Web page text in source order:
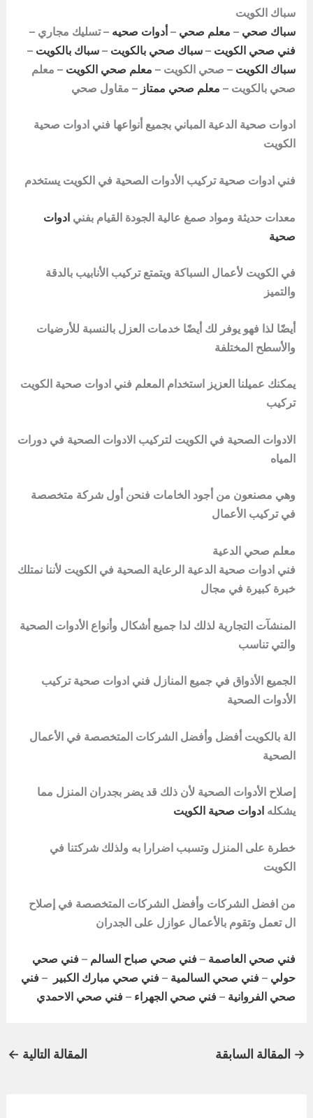
سباك الكويت
سباك صحي – معلم صحي –أدوات صحيه – تسليك مجاري –
فني صحي الكويت – سباك صحي بالكويت – سباك بالكويت –
سباك الكويت – صحي الكويت – معلم صحي الكويت – معلم
صحي بالكويت – معلم صحي ممتاز – مقاول صحي
ادوات صحية الدعية المباني بجميع أنواعها فني ادوات صحية
الكويت
فني ادوات صحية تركيب الأدوات الصحية في الكويت يستخدم
معدات حديثة ومواد صمغ عالية الجودة القيام بفني ادوات
صحية
في الكويت لأعمال السباكة ويتمتع تركيب الأنابيب بالدقة
والتميز
أيضًا لذا فهو يوفر لك أيضًا خدمات العزل بالنسبة للأرضيات
والأسطح المختلفة
يمكنك عميلنا العزيز استخدام المعلم فني ادوات صحية الكويت
تركيب
الادوات الصحية في الكويت لتركيب الادوات الصحية في دورات
المياه
وهي مصنعون من أجود الخامات فنحن أول شركة متخصصة
في تركيب الأعمال
معلم صحي الدعية
فني ادوات صحية الدعية الرعاية الصحية في الكويت لأننا نمتلك
خبرة كبيرة في مجال
المنشآت التجارية لذلك لدا جميع أشكال وأنواع الأدوات الصحية
والتي تناسب
الجميع الأذواق في جميع المنازل فني ادوات صحية تركيب
الأدوات الصحية
الة بالكويت أفضل وأفضل الشركات المتخصصة في الأعمال
الصحية
إصلاح الأدوات الصحية لأن ذلك قد يضر بجدران المنزل مما
يشكله ادوات صحية الكويت
خطرة على المنزل وتسبب اضرارا به ولذلك شركتنا في
الكويت
من افضل الشركات وأفضل الشركات المتخصصة في إصلاح
ال تعمل وتقوم بالأعمال عوازل على الجدران
فني صحي العاصمة – فني صحي صباح السالم – فني صحي
حولي – فني صحي السالمية – فني صحي مبارك الكبير – فني
صحي الفروانية – فني صحي الجهراء – فني صحي الاحمدي
→ المقالة السابقة المقالة التالية ←